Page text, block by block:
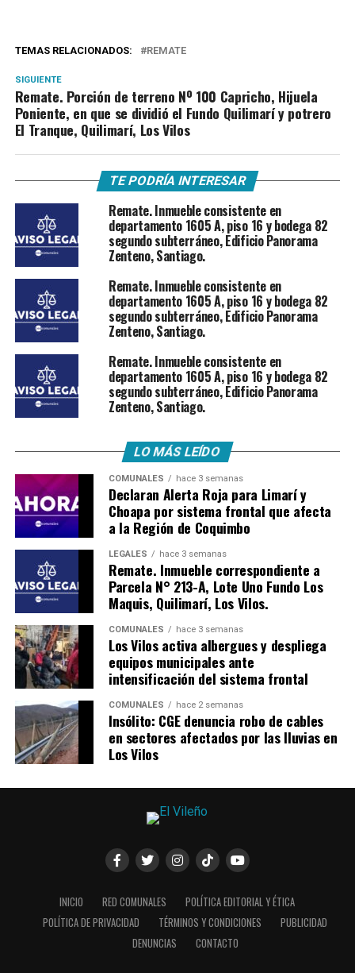
TEMAS RELACIONADOS: REMATE
SIGUIENTE
Remate. Porción de terreno Nº 100 Capricho, Hijuela
Poniente, en que se dividió el Fundo Quilimarí y potrero
El Tranque, Quilimarí, Los Vilos
TE PODRÍA INTERESAR
Remate. Inmueble consistente en
departamento 1605 A, piso 16 y bodega 82
segundo subterráneo, Edificio Panorama
Zenteno, Santiago.
Remate. Inmueble consistente en
departamento 1605 A, piso 16 y bodega 82
segundo subterráneo, Edificio Panorama
Zenteno, Santiago.
Remate. Inmueble consistente en
departamento 1605 A, piso 16 y bodega 82
segundo subterráneo, Edificio Panorama
Zenteno, Santiago.
LO MÁS LEÍDO
COMUNALES hace 3 semanas
Declaran Alerta Roja para Limarí y
Choapa por sistema frontal que afecta
a la Región de Coquimbo
LEGALES hace 3 semanas
Remate. Inmueble correspondiente a
Parcela N° 213-A, Lote Uno Fundo Los
Maquis, Quilimarí, Los Vilos.
COMUNALES hace 3 semanas
Los Vilos activa albergues y despliega
equipos municipales ante
intensificación del sistema frontal
COMUNALES hace 2 semanas
Insólito: CGE denuncia robo de cables
en sectores afectados por las lluvias en
Los Vilos
INICIO RED COMUNALES
POLÍTICA EDITORIAL Y ÉTICA
POLÍTICA DE PRIVACIDAD
TÉRMINOS Y CONDICIONES
PUBLICIDAD
DENUNCIAS
CONTACTO